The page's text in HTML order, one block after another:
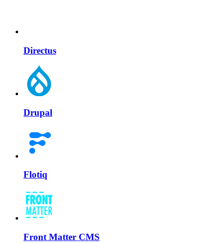
Directus
Drupal
Flotiq
Front Matter CMS